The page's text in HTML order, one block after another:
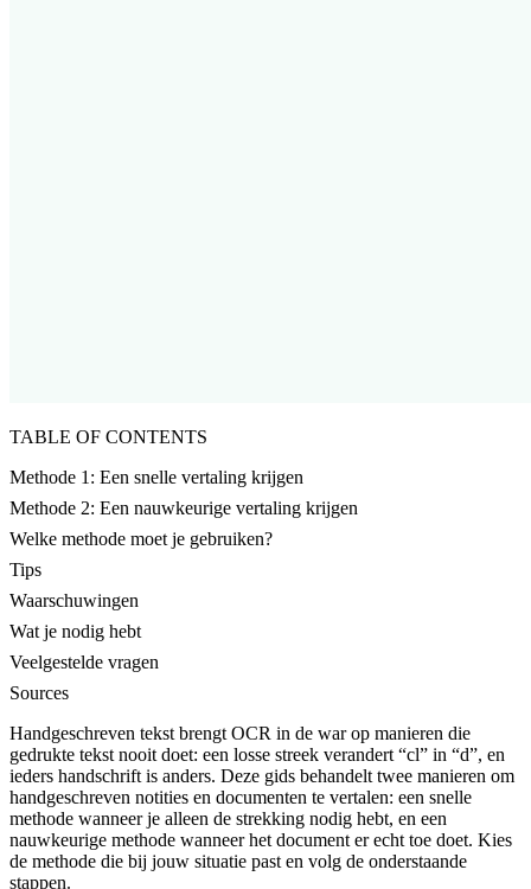
TABLE OF CONTENTS
Methode 1: Een snelle vertaling krijgen
Methode 2: Een nauwkeurige vertaling krijgen
Welke methode moet je gebruiken?
Tips
Waarschuwingen
Wat je nodig hebt
Veelgestelde vragen
Sources
Handgeschreven tekst brengt OCR in de war op manieren die
gedrukte tekst nooit doet: een losse streek verandert “cl” in “d”, en
ieders handschrift is anders. Deze gids behandelt twee manieren om
handgeschreven notities en documenten te vertalen: een snelle
methode wanneer je alleen de strekking nodig hebt, en een
nauwkeurige methode wanneer het document er echt toe doet. Kies
de methode die bij jouw situatie past en volg de onderstaande
stappen.